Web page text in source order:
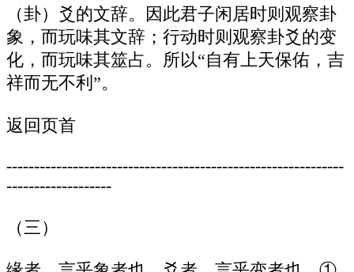
（卦）爻的文辞。因此君子闲居时则观察卦
象，而玩味其文辞；行动时则观察卦爻的变
化，而玩味其筮占。所以“自有上天保佑，吉
祥而无不利”。
返回页首
-------------------------------------------------------------
-------------------
（三）